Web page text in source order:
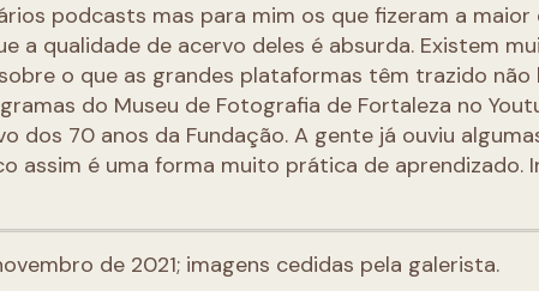
podcasts mas para mim os que fizeram a
a qualidade de acervo deles é absurda. Existem
o que as grandes plataformas têm trazido não
do Museu de Fotografia de Fortaleza no
dos 70 anos da Fundação. A gente já ouviu
assim é uma forma muito prática de aprendizado.
de 2021; imagens cedidas pela galerista.